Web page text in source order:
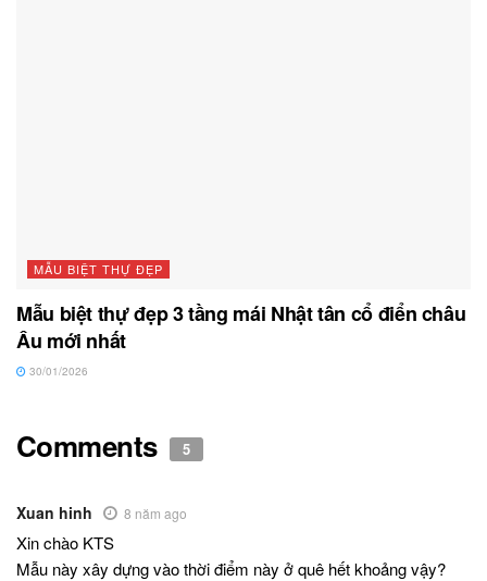
MẪU BIỆT THỰ ĐẸP
Mẫu biệt thự đẹp 3 tầng mái Nhật tân cổ điển châu
Âu mới nhất
30/01/2026
Comments 5
Xuan hinh 8 năm ago
Xin chào KTS
Mẫu này xây dựng vào thời điểm này ở quê hết khoảng vậy?